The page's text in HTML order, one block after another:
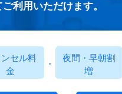
利用いただけます。
セル料
金
・
夜間・早朝割
増